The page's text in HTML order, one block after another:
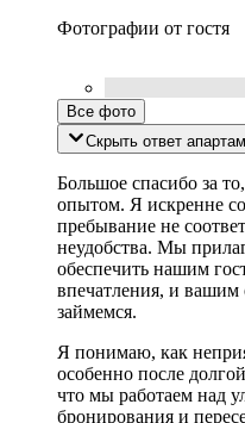
Фотографии от гостя
Все фото
Скрыть ответ
Большое спасибо за
опытом. Я искренне
пребывание не
неудобства. Мы
обеспечить нашим
впечатления, и вашим
займемся.
Я понимаю, как
особенно после
что мы работаем над
бронирования и